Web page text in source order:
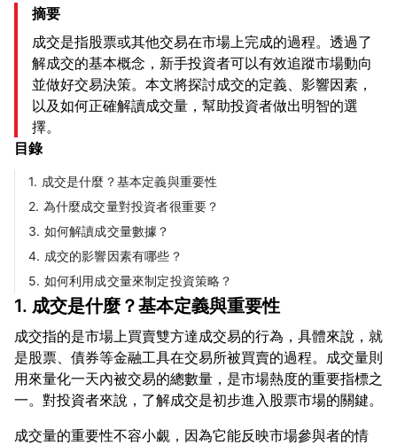
摘要
成交是指股票或其他交易在市場上完成的過程。透過了
解成交的基本概念，新手投資者可以有效追蹤市場動向
並做好交易決策。本文將探討成交的定義、影響因素，
以及如何正確解讀成交量，幫助投資者做出明智的選
擇。
目錄
1. 成交是什麼？基本定義與重要性
2. 為什麼成交量對投資者很重要？
3. 如何解讀成交量數據？
4. 成交的影響因素有哪些？
5. 如何利用成交量來制定投資策略？
1. 成交是什麼？基本定義與重要性
成交指的是市場上買賣雙方達成交易的行為，具體來說，就
是股票、債券等金融工具在交易所被買賣的過程。成交量則
用來量化一天內被交易的總數量，是市場熱度的重要指標之
成交量的重要性不容小覷，因為它能反映市場參與者的情